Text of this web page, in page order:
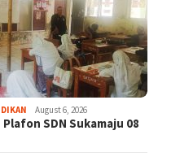
August 6, 2026
SDN Sukamaju 08